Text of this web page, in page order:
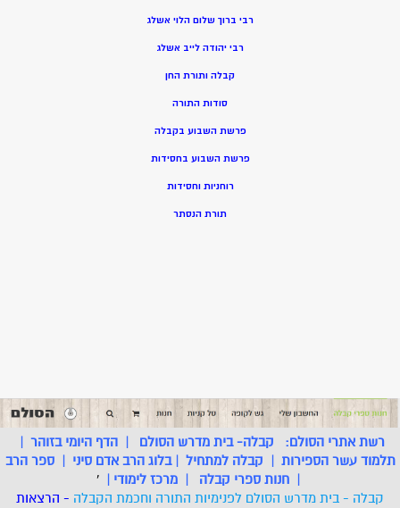
רבי ברוך שלום הלוי אשלג
רבי יהודה לייב אשלג
קבלה ותורת החן
סודות התורה
פרשת השבוע בקבלה
פרשת השבוע בחסידות
רוחניות וחסידות
תורת הנסתר
רשת אתרי הסולם: קבלה- בית מדרש הסולם |הדף היומי בזוהר |
תלמוד עשר הספירות | קבלה למתחיל |בלוג הרב אדם סיני |ספר הרב
| חנות ספרי קבלה | מרכז לימודי |
'
קבלה - בית מדרש הסולם לפנימיות התורה וחכמת הקבלה - הרצאות